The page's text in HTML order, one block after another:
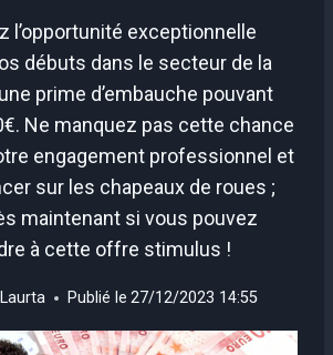
l’opportunité exceptionnelle
débuts dans le secteur de la
prime d’embauche pouvant
Ne manquez pas cette chance
engagement professionnel et
sur les chapeaux de roues ;
maintenant si vous pouvez
à cette offre stimulus !
Publié le 27/12/2023 14:55